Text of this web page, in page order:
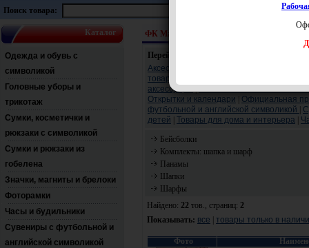
Поиск товара:
Каталог
Одежда и обувь с
символикой
Головные уборы и
трикотаж
Сумки, косметички и
рюкзаки с символикой
Сумки и рюкзаки из
гобелена
Значки, магниты и брелоки
Фоторамки
Часы и будильники
Сувениры с футбольной и
английской символикой
ФК Манчестер Юнайтед
Перейти:
Аксессуары
товары
аксессуары
Открытки и календари
Официальная
футбольной и английской символикой
детей
Товары для дома и интерьера
Бейсболки
Комплекты: шапка и шарф
Панамы
Шапки
Шарфы
Найдено: 22 тов., страниц: 2
Показывать: все товары только в
Фото